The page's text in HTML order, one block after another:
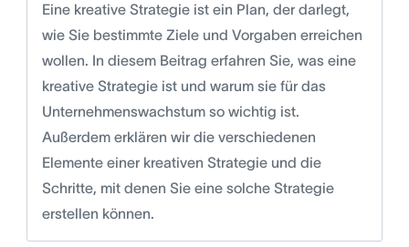
Eine kreative Strategie ist ein Plan, der darlegt,
wie Sie bestimmte Ziele und Vorgaben erreichen
wollen. In diesem Beitrag erfahren Sie, was eine
kreative Strategie ist und warum sie für das
Unternehmenswachstum so wichtig ist.
Außerdem erklären wir die verschiedenen
Elemente einer kreativen Strategie und die
Schritte, mit denen Sie eine solche Strategie
erstellen können.